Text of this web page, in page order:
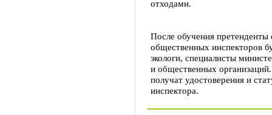
отходами.
После обучения
общественных инспекторов
экологи, специалисты
и общественных
получат удостоверения и
инспектора.